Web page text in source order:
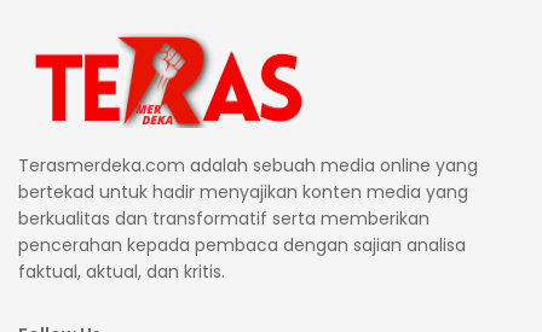
Terasmerdeka.com adalah sebuah media online yang
bertekad untuk hadir menyajikan konten media yang
berkualitas dan transformatif serta memberikan
pencerahan kepada pembaca dengan sajian analisa
faktual, aktual, dan kritis.